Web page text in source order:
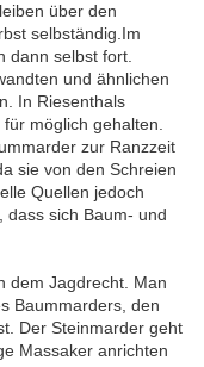
über den
selbständig.Im
dann selbst fort.
und ähnlichen
In Riesenthals
möglich gehalten.
zur Ranzzeit
sie von den Schreien
Quellen jedoch
dass sich Baum- und
dem Jagdrecht. Man
Baummarders, den
Der Steinmarder geht
Massaker anrichten